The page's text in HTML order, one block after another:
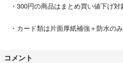
・300円の商品はまとめ買い値下げ対
・カード類は片面厚紙補強＋防水のみ
コメント